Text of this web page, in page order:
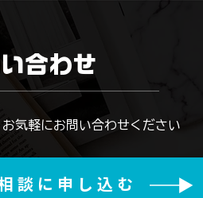
合わせ
気軽にお問い合わせください
談に申し込む